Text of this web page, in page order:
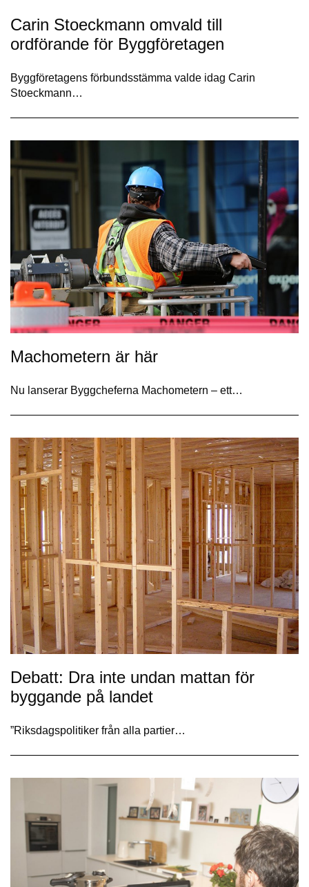
Carin Stoeckmann omvald till
ordförande för Byggföretagen
Byggföretagens förbundsstämma valde idag Carin
Stoeckmann…
Machometern är här
Nu lanserar Byggcheferna Machometern – ett…
Debatt: Dra inte undan mattan för
byggande på landet
”Riksdagspolitiker från alla partier…